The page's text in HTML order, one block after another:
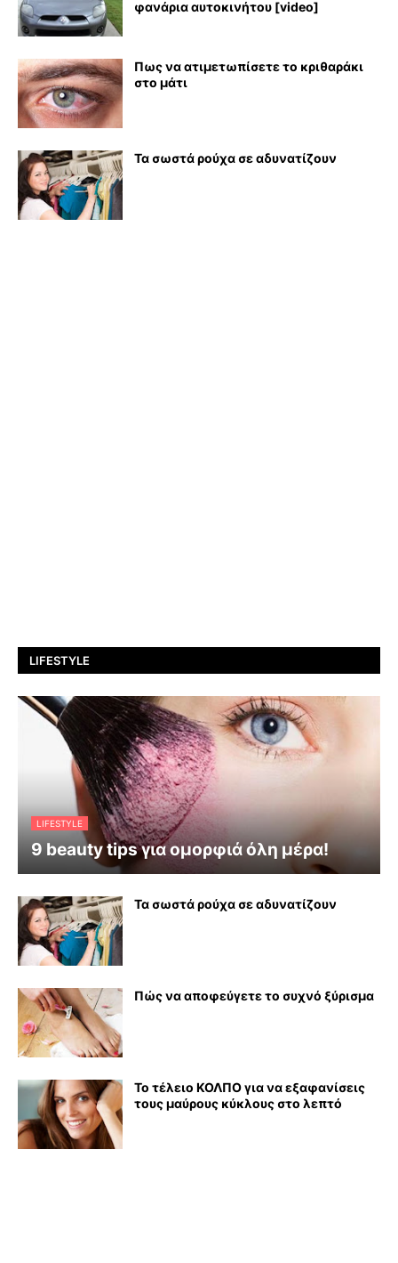
φανάρια αυτοκινήτου [video]
Πως να ατιμετωπίσετε το κριθαράκι
στο μάτι
Τα σωστά ρούχα σε αδυνατίζουν
LIFESTYLE
LIFESTYLE
9 beauty tips για ομορφιά όλη μέρα!
Τα σωστά ρούχα σε αδυνατίζουν
Πώς να αποφεύγετε το συχνό ξύρισμα
Το τέλειο ΚΟΛΠΟ για να εξαφανίσεις
τους μαύρους κύκλους στο λεπτό